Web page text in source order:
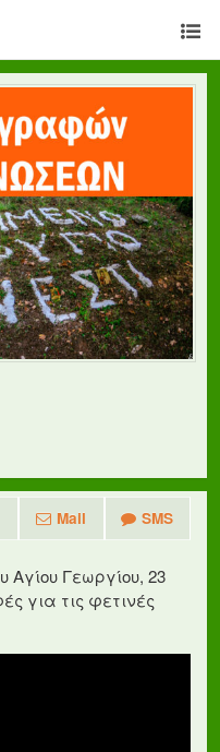
Mail SMS
Αγίου Γεωργίου, 23
για τις φετινές